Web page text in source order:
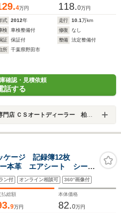
4万円 118.0万円
式 2012年 走行 10.1万km
検
車検整備付 修復
なし
証
保証付 整備
法定整備付
所
千葉県野田市
確認・見積依頼
話する
ートディーラー 柏インター店 中古車専門店
ケージ 記録簿12枚
本革 エアシート シート
ヘッドライト オート
ルチナビ Bluetoothオー
ニター
ン付 オンライン相談可 360°画像付
払総額
9万円
本体価格
82.0万円